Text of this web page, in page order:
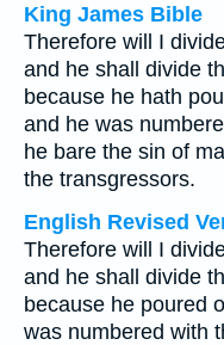
King James Bible
Therefore will I
and he shall divide
because he hath
and he was
he bare the sin of
the transgressors.
English Revised
Therefore will I
and he shall divide
because he poured
was numbered with